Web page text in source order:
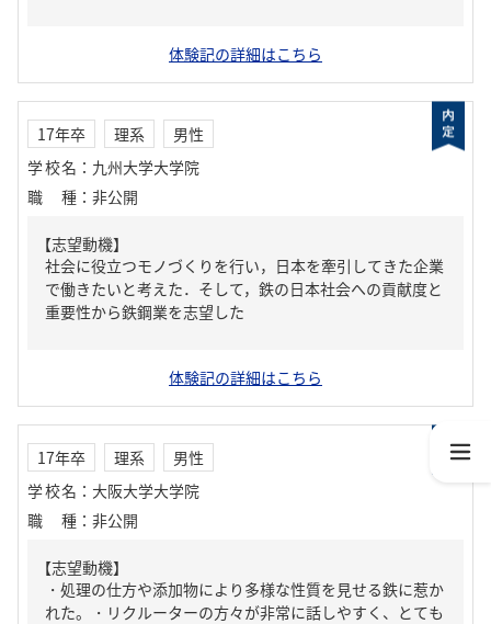
体験記の詳細はこちら
17年卒 理系
男性
学校名 ： 九州大学大学院
職種 ： 非公開
【志望動機】
社会に役立つモノづくりを行い，日本を牽引してきた企業
で働きたいと考えた．そして，鉄の日本社会への貢献度と
重要性から鉄鋼業を志望した
体験記の詳細はこちら
17年卒 理系
男性
学校名 ： 大阪大学大学院
職種 ： 非公開
【志望動機】
・処理の仕方や添加物により多様な性質を見せる鉄に惹か
れた。・リクルーターの方々が非常に話しやすく、とても